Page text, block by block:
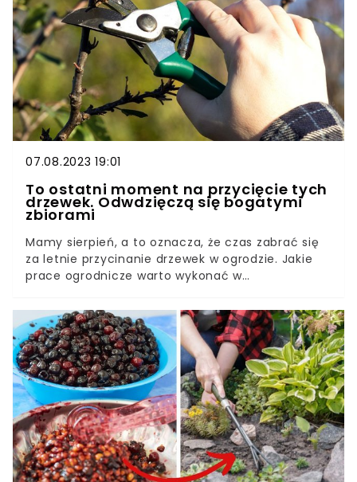
zabiegom ochronicie swoje uprawy przed
groźnymi dla nich chorobami. Malin będziecie
mieć na pęczki.
07.08.2023 19:01
To ostatni moment na przycięcie tych
drzewek. Odwdzięczą się bogatymi
zbiorami
Mamy sierpień, a to oznacza, że czas zabrać się
za letnie przycinanie drzewek w ogrodzie. Jakie
prace ogrodnicze warto wykonać w
odpowiednio zadbamy o rośliny, odwdzięczą się
nam obfitym owocowaniem.